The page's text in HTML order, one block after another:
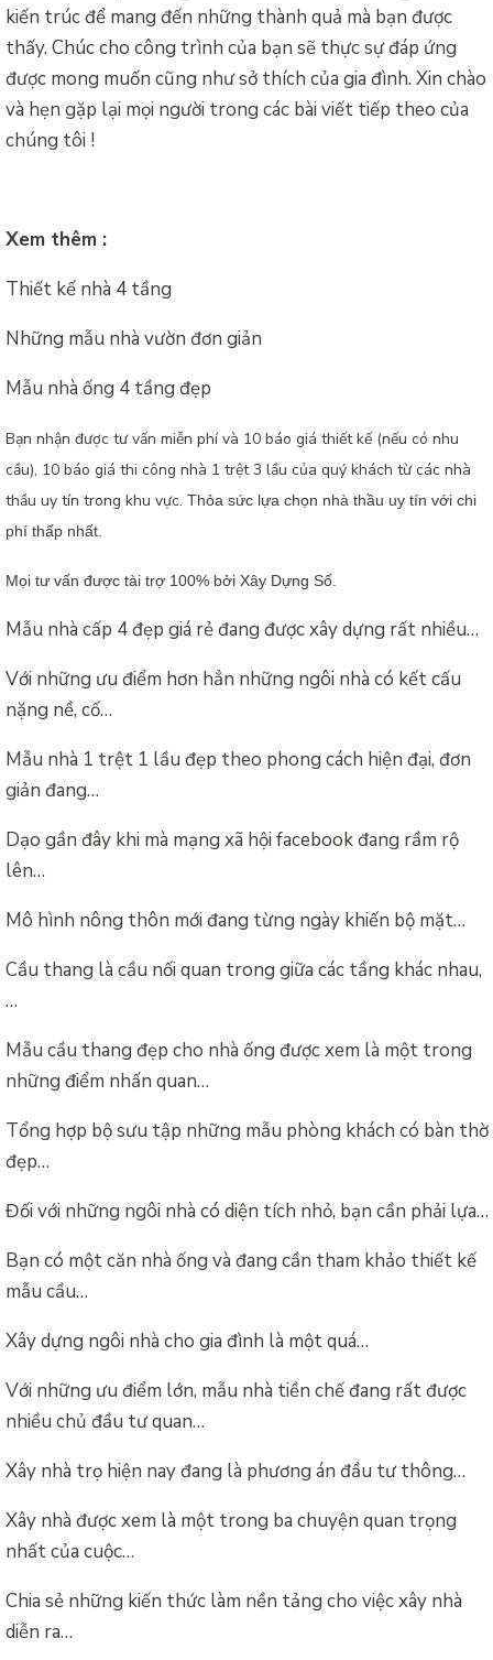
kiến trúc để mang đến những thành quả mà bạn được
thấy. Chúc cho công trình của bạn sẽ thực sự đáp ứng
được mong muốn cũng như sở thích của gia đình. Xin chào
và hẹn gặp lại mọi người trong các bài viết tiếp theo của
chúng tôi !
Xem thêm :
Thiết kế nhà 4 tầng
Những mẫu nhà vườn đơn giản
Mẫu nhà ống 4 tầng đẹp
Bạn nhận được tư vấn miễn phí và 10 báo giá thiết kế (nếu có nhu
cầu), 10 báo giá thi công nhà 1 trệt 3 lầu của quý khách từ các nhà
thầu uy tín trong khu vực. Thỏa sức lựa chọn nhà thầu uy tín với chi
phí thấp nhất.
Mọi tư vấn được tài trợ 100% bởi Xây Dựng Số.
Mẫu nhà cấp 4 đẹp giá rẻ đang được xây dựng rất nhiều…
Với những ưu điểm hơn hẳn những ngôi nhà có kết cấu
nặng nề, cố…
Mẫu nhà 1 trệt 1 lầu đẹp theo phong cách hiện đại, đơn
giản đang…
Dạo gần đây khi mà mạng xã hội facebook đang rầm rộ
lên…
Mô hình nông thôn mới đang từng ngày khiến bộ mặt…
Cầu thang là cầu nối quan trong giữa các tầng khác nhau,
…
Mẫu cầu thang đẹp cho nhà ống được xem là một trong
những điểm nhấn quan…
Tổng hợp bộ sưu tập những mẫu phòng khách có bàn thờ
đẹp…
Đối với những ngôi nhà có diện tích nhỏ, bạn cần phải lựa…
Bạn có một căn nhà ống và đang cần tham khảo thiết kế
mẫu cầu…
Xây dựng ngôi nhà cho gia đình là một quá…
Với những ưu điểm lớn, mẫu nhà tiền chế đang rất được
nhiều chủ đầu tư quan…
Xây nhà trọ hiện nay đang là phương án đầu tư thông…
Xây nhà được xem là một trong ba chuyện quan trọng
nhất của cuộc…
Chia sẻ những kiến thức làm nền tảng cho việc xây nhà
diễn ra…